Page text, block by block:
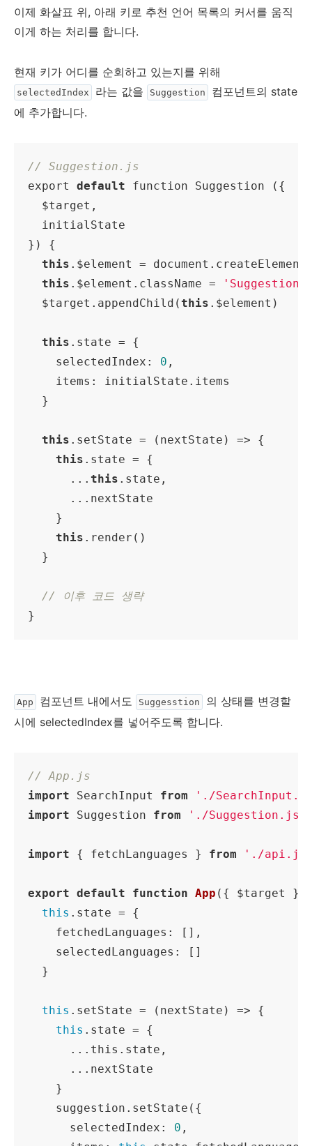
이제 화살표 위, 아래 키로 추천 언어 목록의 커서를 움직
이게 하는 처리를 합니다.
현재 키가 어디를 순회하고 있는지를 위해
selectedIndex 라는 값을 Suggestion
컴포넌트의 state
에 추가합니다.
// Suggestion.js
export default function Suggestion ({
  $target,
  initialState
}) {
this .$element =
this .$element.className =
'Suggestion'
  $target.appendChild(
this .$element)
this .state = {
    selectedIndex:
0 ,
    items: initialState.items
  }
this .setState = (nextState) => {
this .state = {
      ...
this .state,
      ...nextState
    }
this .render()
  }
// 이후 코드 생략
App 컴포넌트 내에서도 Suggesstion
의 상태를 변경할
시에 selectedIndex를 넣어주도록 합니다.
// App.js
import SearchInput from
'./
import Suggestion from './Suggestion.js'
import { fetchLanguages } from './
export default function App ( { $target }
this .state = {
fetchedLanguages : [],
selectedLanguages : []
  }
this .setState = ( nextState ) => {
this .state = {
      ...this.state,
      ...nextState
    }
    suggestion.setState({
selectedIndex : 0 ,